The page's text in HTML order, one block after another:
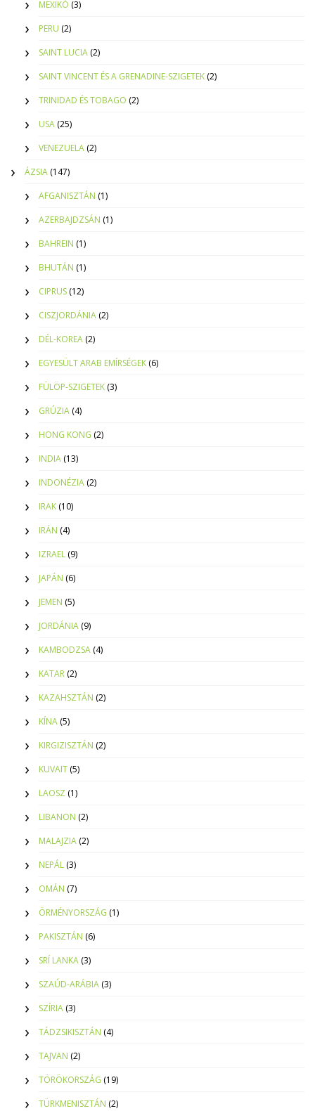
MEXIKÓ (3)
PERU (2)
SAINT LUCIA (2)
SAINT VINCENT ÉS A GRENADINE-SZIGETEK (2)
TRINIDAD ÉS TOBAGO (2)
USA (25)
VENEZUELA (2)
ÁZSIA (147)
AFGANISZTÁN (1)
AZERBAJDZSÁN (1)
BAHREIN (1)
BHUTÁN (1)
CIPRUS (12)
CISZJORDÁNIA (2)
DÉL-KOREA (2)
EGYESÜLT ARAB EMÍRSÉGEK (6)
FÜLÖP-SZIGETEK (3)
GRÚZIA (4)
HONG KONG (2)
INDIA (13)
INDONÉZIA (2)
IRAK (10)
IRÁN (4)
IZRAEL (9)
JAPÁN (6)
JEMEN (5)
JORDÁNIA (9)
KAMBODZSA (4)
KATAR (2)
KAZAHSZTÁN (2)
KÍNA (5)
KIRGIZISZTÁN (2)
KUVAIT (5)
LAOSZ (1)
LIBANON (2)
MALAJZIA (2)
NEPÁL (3)
OMÁN (7)
ÖRMÉNYORSZÁG (1)
PAKISZTÁN (6)
SRÍ LANKA (3)
SZAÚD-ARÁBIA (3)
SZÍRIA (3)
TÁDZSIKISZTÁN (4)
TAJVAN (2)
TÖRÖKORSZÁG (19)
TÜRKMENISZTÁN (2)